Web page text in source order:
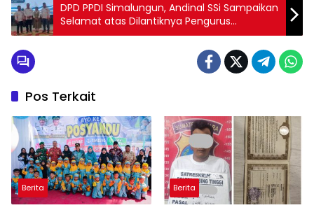
DPD PPDI Simalungun, Andinal SSi Sampaikan
Selamat atas Dilantiknya Pengurus
ABPEDNAS Simalungun
Pos Terkait
Berita Berita